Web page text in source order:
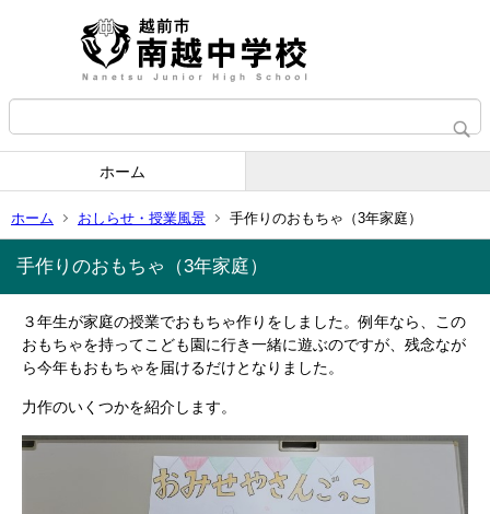
ホーム
ホーム おしらせ・授業風景 手作りのおもちゃ（3年家庭）
手作りのおもちゃ（3年家庭）
３年生が家庭の授業でおもちゃ作りをしました。例年なら、この
おもちゃを持ってこども園に行き一緒に遊ぶのですが、残念なが
ら今年もおもちゃを届けるだけとなりました。
力作のいくつかを紹介します。